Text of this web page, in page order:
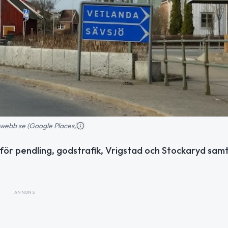
se (Google Places)
pendling, godstrafik, Vrigstad och Stockaryd
ANNONS